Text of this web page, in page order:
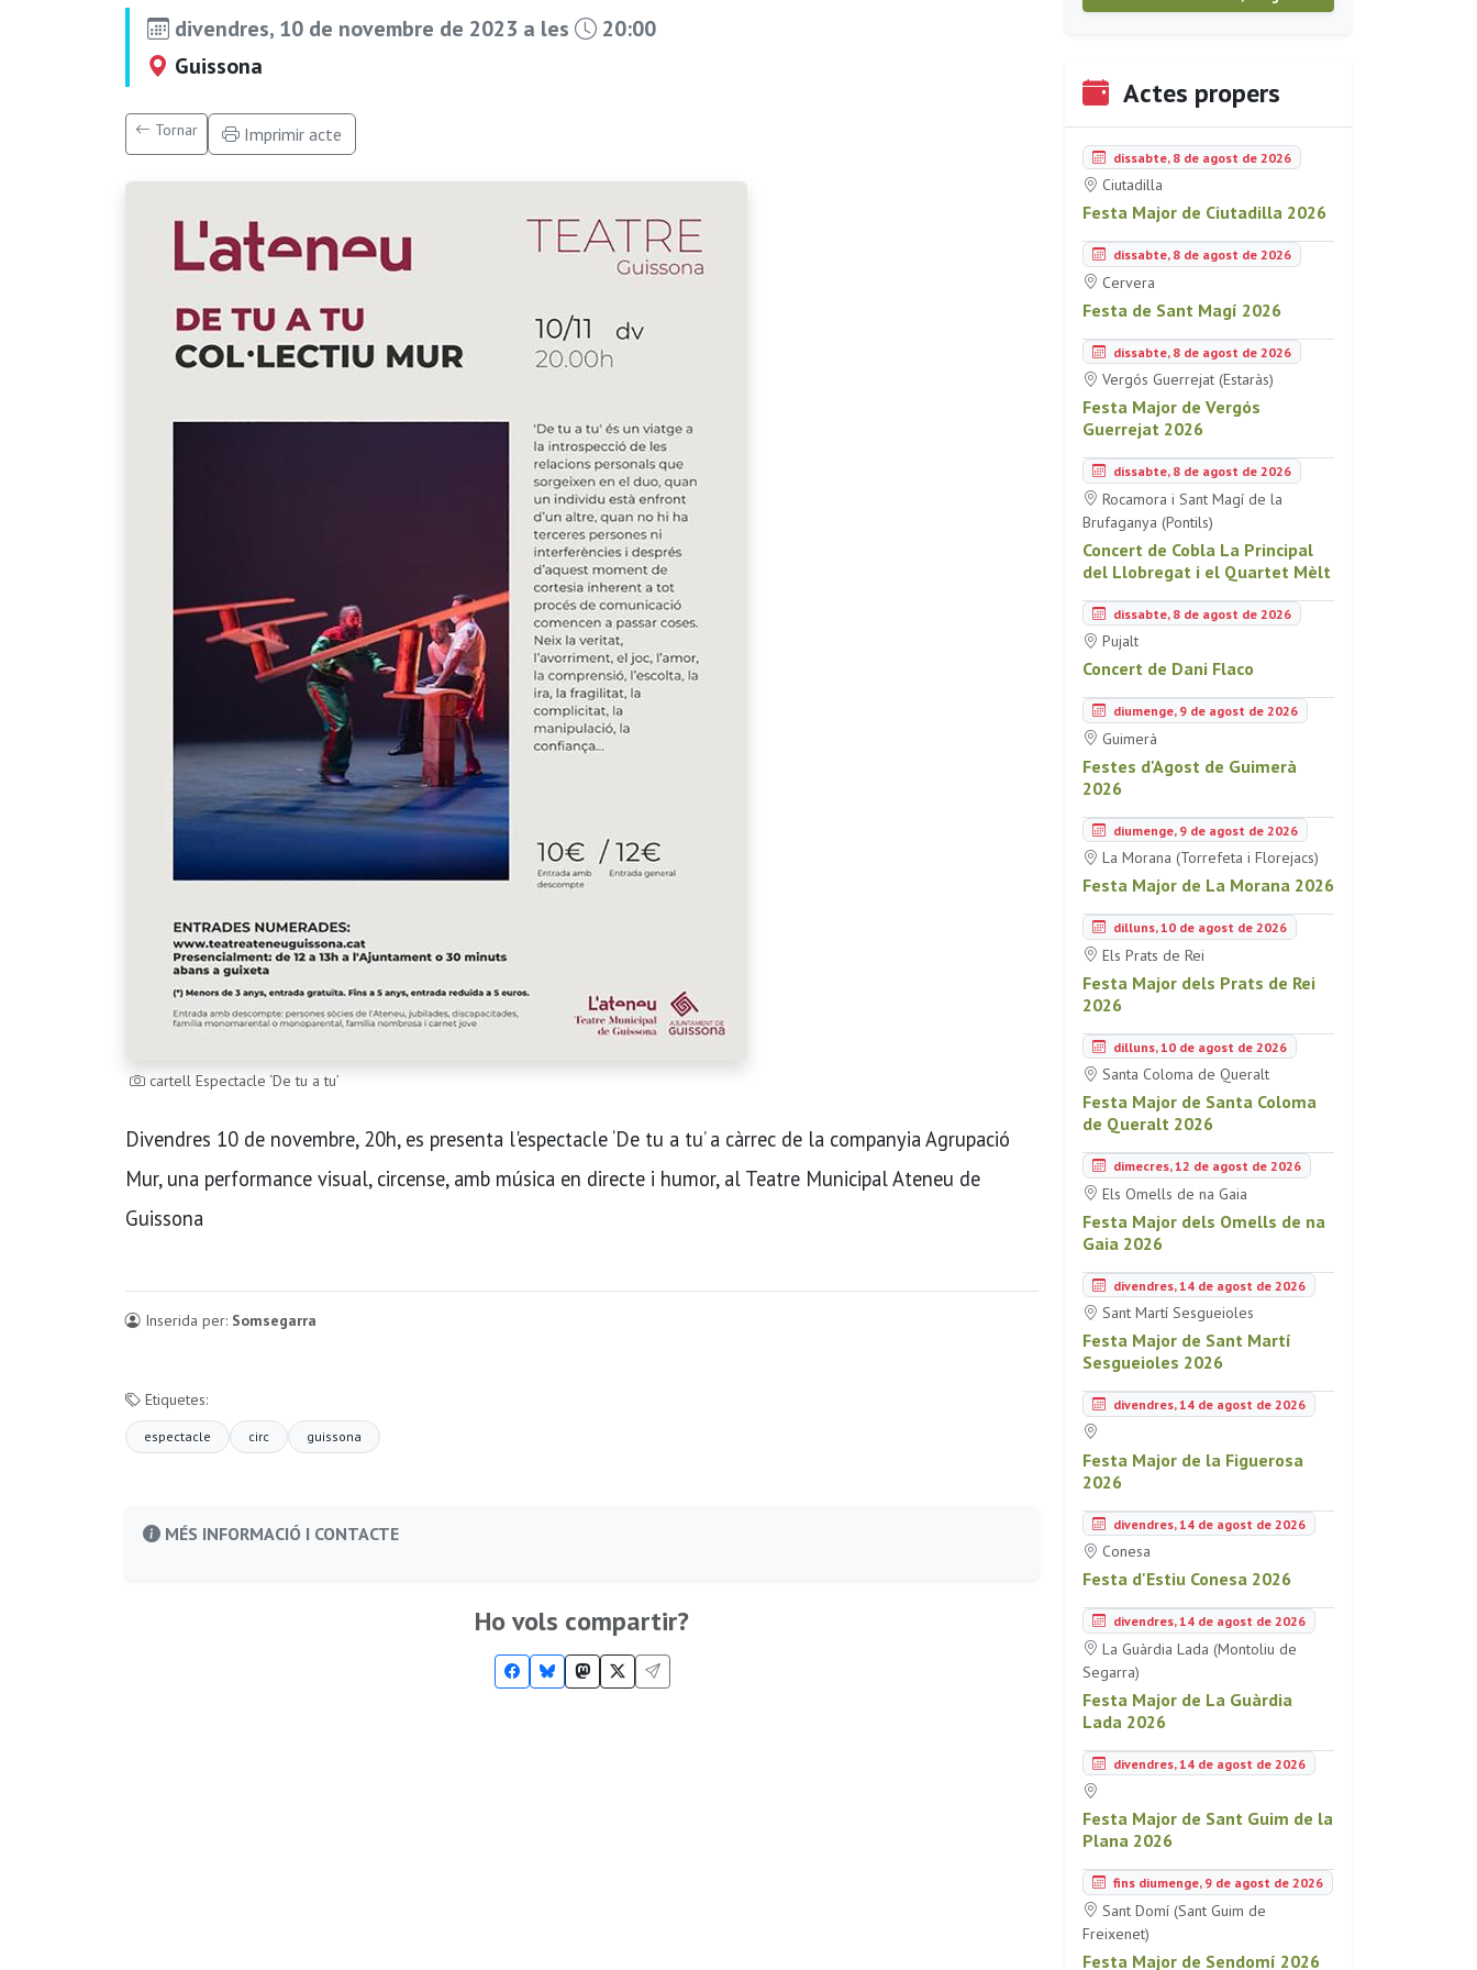
divendres, 10 de novembre de 2023 a les
20:00
Guissona
Tornar Imprimir acte
cartell Espectacle ‘De tu a tu’
Divendres 10 de novembre, 20h, es presenta l'espectacle ‘De tu a tu’ a càrrec de la companyia Agrupació
Mur, una performance visual, circense, amb música en directe i humor, al Teatre Municipal Ateneu de
Guissona
Inserida per: Somsegarra
Etiquetes:
espectacle circ guissona
MÉS INFORMACIÓ I CONTACTE
Ho vols compartir?
Actes propers
dissabte, 8 de agost de 2026
Ciutadilla
Festa Major de Ciutadilla 2026
dissabte, 8 de agost de 2026
Cervera
Festa de Sant Magí 2026
dissabte, 8 de agost de 2026
Vergós Guerrejat (Estaràs)
Festa Major de Vergós
Guerrejat 2026
dissabte, 8 de agost de 2026
Rocamora i Sant Magí de la
Brufaganya (Pontils)
Concert de Cobla La Principal
del Llobregat i el Quartet Mèlt
dissabte, 8 de agost de 2026
Pujalt
Concert de Dani Flaco
diumenge, 9 de agost de 2026
Guimerà
Festes d'Agost de Guimerà
2026
diumenge, 9 de agost de 2026
La Morana (Torrefeta i Florejacs)
Festa Major de La Morana 2026
dilluns, 10 de agost de 2026
Els Prats de Rei
Festa Major dels Prats de Rei
2026
dilluns, 10 de agost de 2026
Santa Coloma de Queralt
Festa Major de Santa Coloma
de Queralt 2026
dimecres, 12 de agost de 2026
Els Omells de na Gaia
Festa Major dels Omells de na
Gaia 2026
divendres, 14 de agost de 2026
Sant Martí Sesgueioles
Festa Major de Sant Martí
Sesgueioles 2026
divendres, 14 de agost de 2026
Festa Major de la Figuerosa
2026
divendres, 14 de agost de 2026
Conesa
Festa d'Estiu Conesa 2026
divendres, 14 de agost de 2026
La Guàrdia Lada (Montoliu de
Segarra)
Festa Major de La Guàrdia
Lada 2026
divendres, 14 de agost de 2026
Festa Major de Sant Guim de la
Plana 2026
fins diumenge, 9 de agost de 2026
Sant Domí (Sant Guim de
Freixenet)
Festa Major de Sendomí 2026